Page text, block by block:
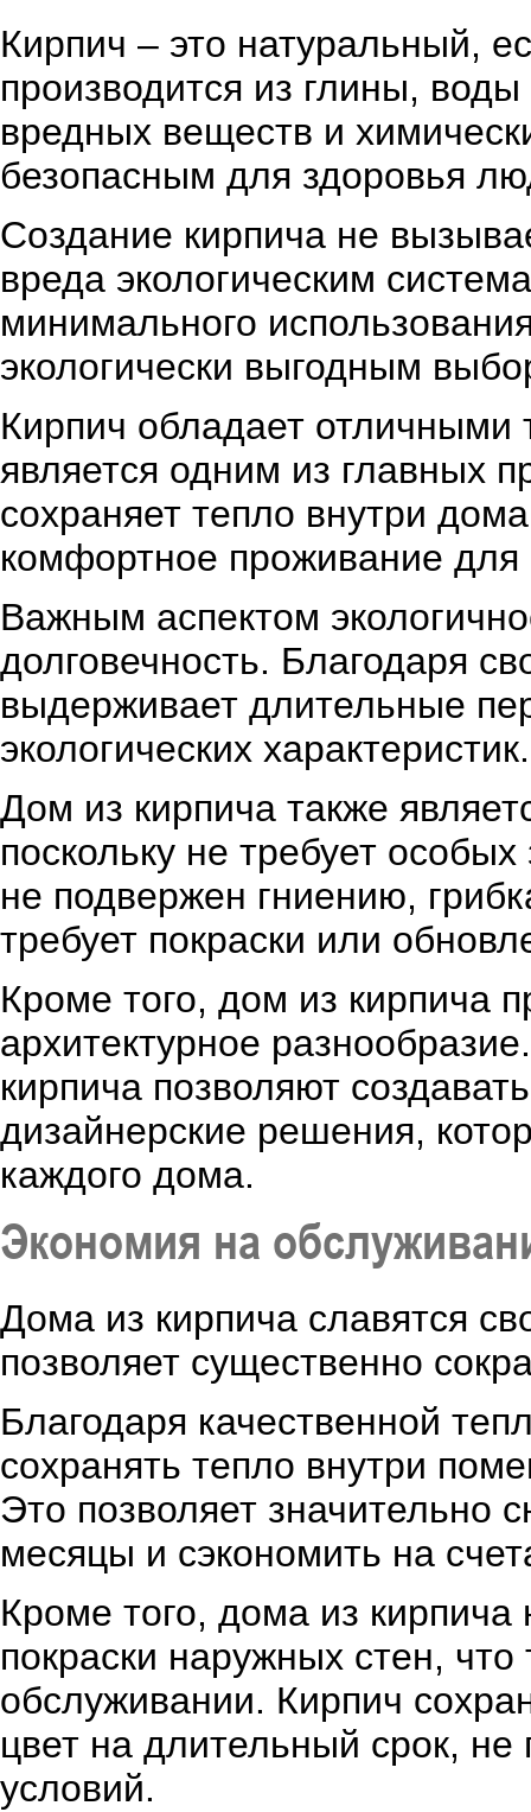
Кирпич – это натуральный,
производится из глины,
вредных веществ и
безопасным для здоровья
Создание кирпича не
вреда экологическим
минимального
экологически выгодным
Кирпич обладает отличными
является одним из главных
сохраняет тепло внутри
комфортное проживание для
Важным аспектом
долговечность. Благодаря
выдерживает длительные
экологических характеристик.
Дом из кирпича также
поскольку не требует
не подвержен гниению,
требует покраски или
Кроме того, дом из кирпича
архитектурное
кирпича позволяют
дизайнерские решения,
каждого дома.
Экономия на
Дома из кирпича славятся
позволяет существенно
Благодаря качественной
сохранять тепло внутри
Это позволяет значительно
месяцы и сэкономить на
Кроме того, дома из кирпича
покраски наружных стен,
обслуживании. Кирпич
цвет на длительный срок,
условий.